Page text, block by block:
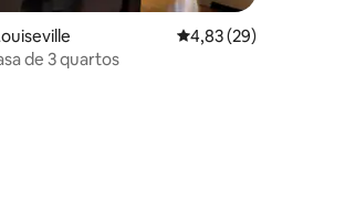
média de 5, 87 avaliações4,83 de uma
4,83 (29)
de 3 quartos